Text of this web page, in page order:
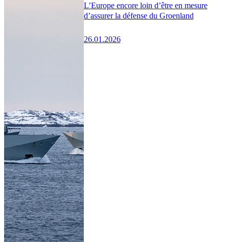
L’Europe encore loin d’être en mesure
d’assurer la défense du Groenland
26.01.2026